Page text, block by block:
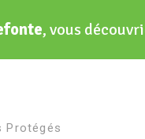
, vous
Protégés